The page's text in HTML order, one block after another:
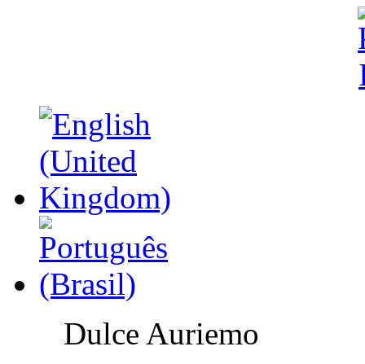
Dulce Auriemo